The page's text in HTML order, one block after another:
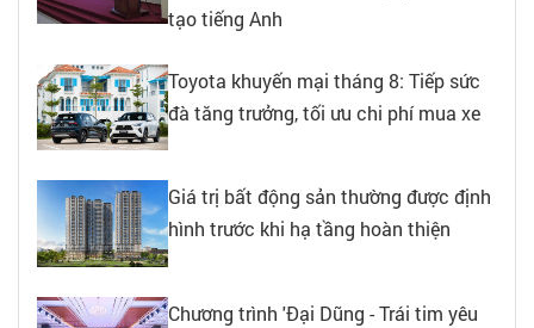
tạo tiếng Anh
Toyota khuyến mại tháng 8: Tiếp sức
đà tăng trưởng, tối ưu chi phí mua xe
Giá trị bất động sản thường được định
hình trước khi hạ tầng hoàn thiện
Chương trình 'Đại Dũng - Trái tim yêu